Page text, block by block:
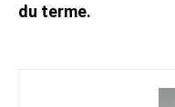
du terme.